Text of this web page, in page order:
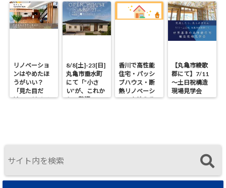
ハウス
リノベーショ
ンはやめたほ
うがいい？
「見た目だ
け」のリノベ
8/8[土]-23[日]
丸亀市垂水町
にて「”小さ
い”が、これか
らの贅沢。」
香川で高性能
住宅・パッシ
ブハウス・断
熱リノベーシ
ョンを叶える
【丸亀市綾歌
郡にて】7/11
～土日祝構造
現場見学会